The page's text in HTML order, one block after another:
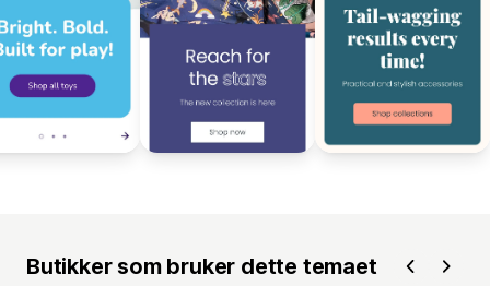
Butikker som bruker dette temaet